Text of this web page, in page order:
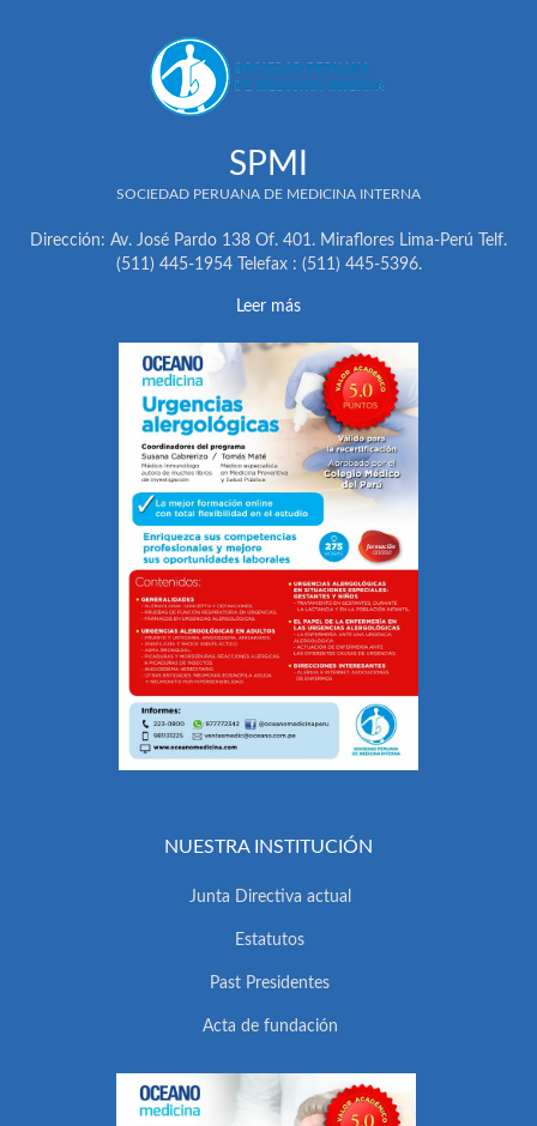
SPMI
SOCIEDAD PERUANA DE MEDICINA INTERNA
Dirección: Av. José Pardo 138 Of. 401. Miraflores Lima-Perú Telf.
(511) 445-1954 Telefax : (511) 445-5396.
Leer más
NUESTRA INSTITUCIÓN
Junta Directiva actual
Estatutos
Past Presidentes
Acta de fundación